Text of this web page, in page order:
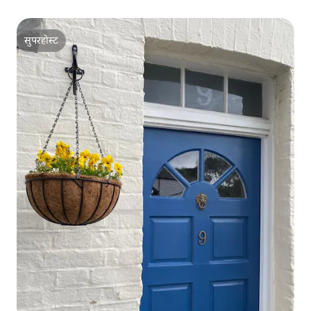
सुपरहोस्ट
सुपरहोस्ट